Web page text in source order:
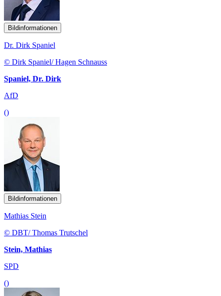
Bildinformationen
Dr. Dirk Spaniel
© Dirk Spaniel/ Hagen Schnauss
Spaniel, Dr. Dirk
AfD
()
Bildinformationen
Mathias Stein
© DBT/ Thomas Trutschel
Stein, Mathias
SPD
()